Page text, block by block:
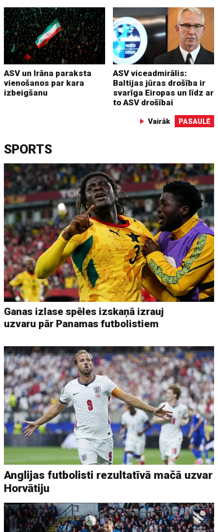
ASV un Irāna paraksta
vienošanos par kara
izbeigšanu
ASV viceadmirālis:
Baltijas jūras drošība ir
svarīga Eiropas un līdz ar
to ASV drošībai
Vairāk PASAULĒ
SPORTS
Ganas izlase spēles izskaņā izrauj
uzvaru pār Panamas futbolistiem
Anglijas futbolisti rezultatīvā mačā uzvar
Horvātiju